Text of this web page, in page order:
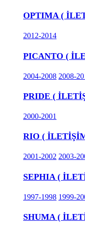
OPTIMA (
2012-2014
PICANTO (
2004-2008 2008-
PRIDE (
2000-2001
RIO (
2001-2002 2003-
SEPHIA (
1997-1998 1999-
SHUMA (